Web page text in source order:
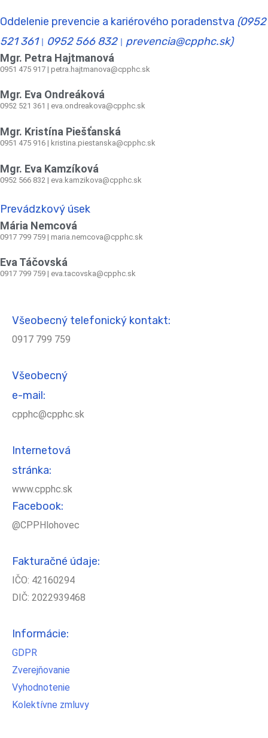
Oddelenie prevencie a kariérového poradenstva (0952
521 361
0952 566 832 prevencia@cpphc.sk)
Mgr. Petra Hajtmanová
0951 475 917 | petra.hajtmanova@cpphc.sk
Mgr. Eva Ondreáková
0952 521 361 | eva.ondreakova@cpphc.sk
Mgr. Kristína Piešťanská
0951 475 916 | kristina.piestanska@cpphc.sk
Mgr. Eva Kamzíková
0952 566 832 | eva.kamzikova@cpphc.sk
Prevádzkový úsek
Mária Nemcová
0917 799 759 | maria.nemcova@cpphc.sk
Eva Táčovská
0917 799 759 | eva.tacovska@cpphc.sk
Všeobecný telefonický kontakt:
0917 799 759
Všeobecný
e-mail:
cpphc@cpphc.sk
Internetová
stránka:
www.cpphc.sk
Facebook:
@CPPHlohovec
Fakturačné údaje:
IČO: 42160294
DIČ: 2022939468
Informácie:
GDPR
Zverejňovanie
Vyhodnotenie
Kolektívne zmluvy